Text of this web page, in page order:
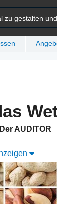
zu gestalten
Der AUDITOR